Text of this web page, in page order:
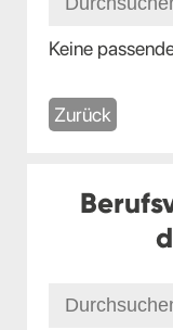
Keine
Zurück